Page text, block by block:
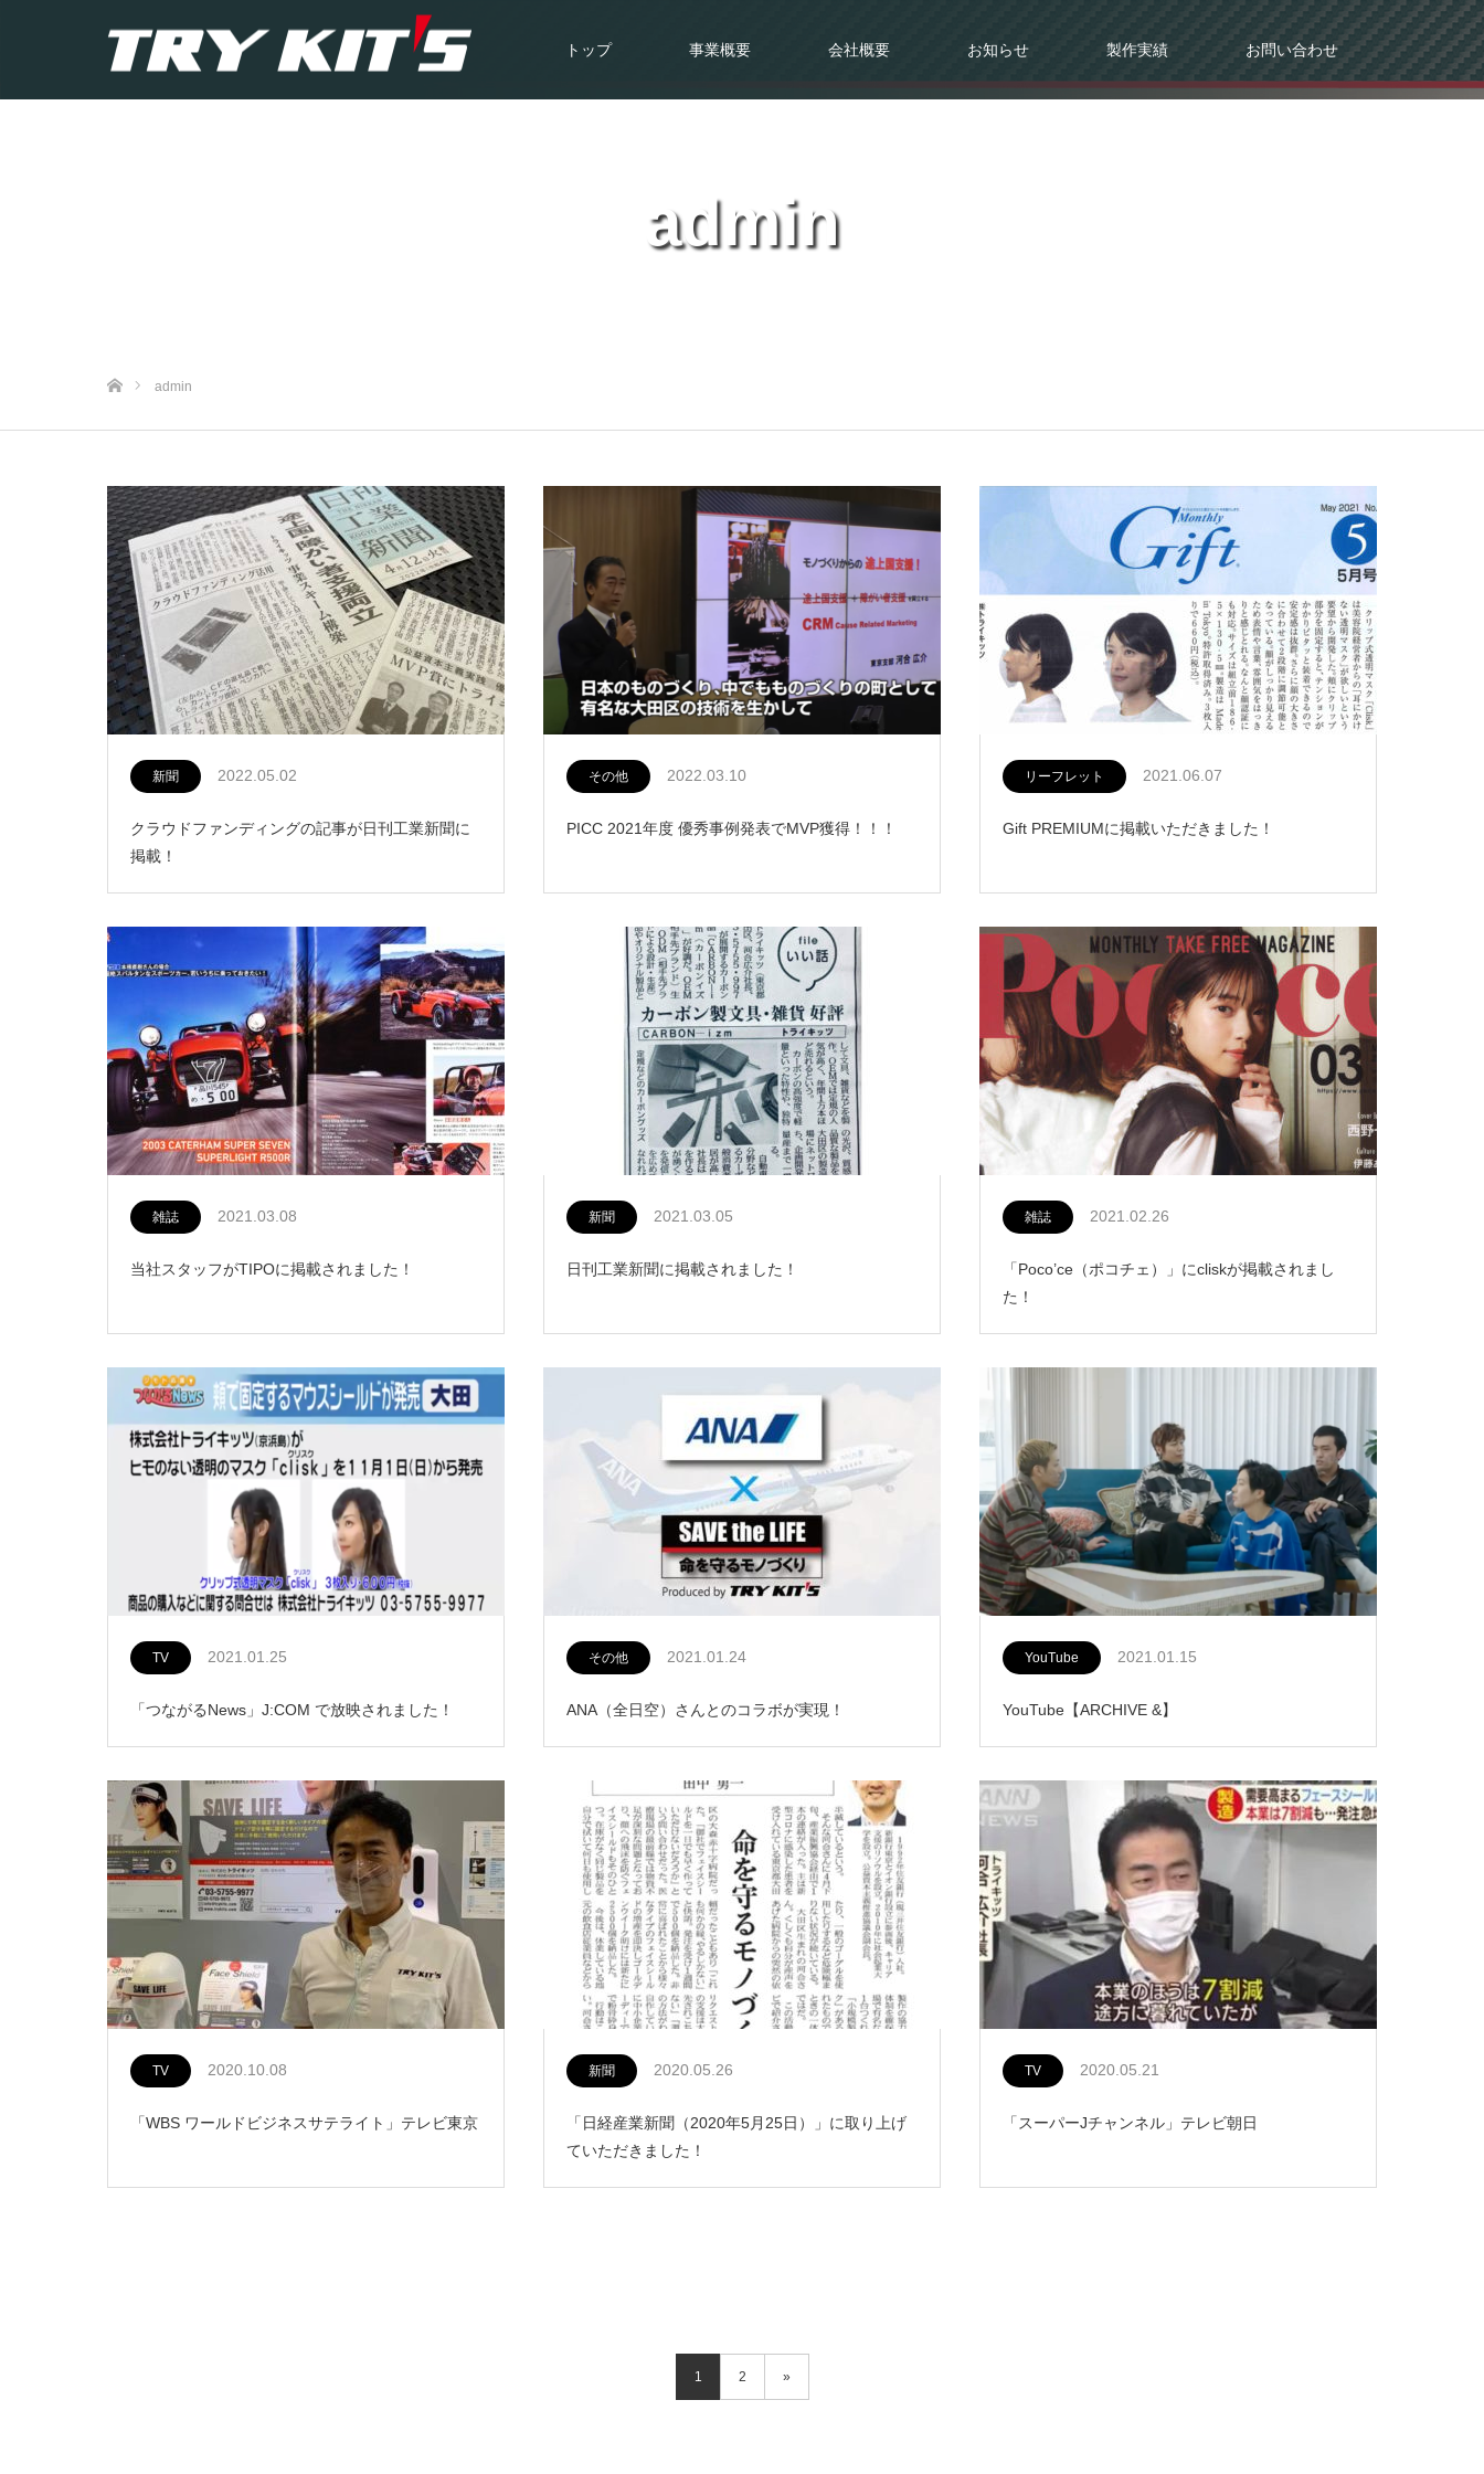
トップ 事業概要 会社概要 お知らせ 製作実績 お問い合わせ
admin
admin
新聞 2022.05.02
クラウドファンディングの記事が日刊工業新聞に
掲載！
その他 2022.03.10
PICC 2021年度 優秀事例発表でMVP獲得！！！
リーフレット 2021.06.07
Gift PREMIUMに掲載いただきました！
雑誌 2021.03.08
当社スタッフがTIPOに掲載されました！
新聞 2021.03.05
日刊工業新聞に掲載されました！
雑誌 2021.02.26
「Poco’ce（ポコチェ）」にcliskが掲載されまし
た！
TV 2021.01.25
「つながるNews」J:COM で放映されました！
その他 2021.01.24
ANA（全日空）さんとのコラボが実現！
YouTube 2021.01.15
YouTube【ARCHIVE &】
TV 2020.10.08
「WBS ワールドビジネスサテライト」テレビ東京
新聞 2020.05.26
「日経産業新聞（2020年5月25日）」に取り上げ
ていただきました！
TV 2020.05.21
「スーパーJチャンネル」テレビ朝日
1 2 »